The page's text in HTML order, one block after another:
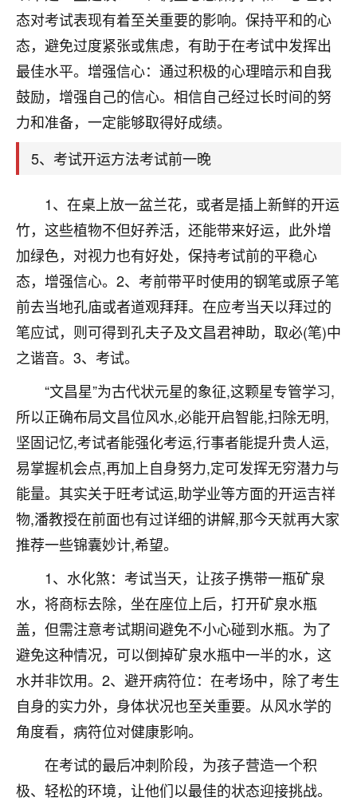
态对考试表现有着至关重要的影响。保持平和的心
态，避免过度紧张或焦虑，有助于在考试中发挥出
最佳水平。增强信心：通过积极的心理暗示和自我
鼓励，增强自己的信心。相信自己经过长时间的努
力和准备，一定能够取得好成绩。
5、考试开运方法考试前一晚
1、在桌上放一盆兰花，或者是插上新鲜的开运
竹，这些植物不但好养活，还能带来好运，此外增
加绿色，对视力也有好处，保持考试前的平稳心
态，增强信心。2、考前带平时使用的钢笔或原子笔
前去当地孔庙或者道观拜拜。在应考当天以拜过的
笔应试，则可得到孔夫子及文昌君神助，取必(笔)中
之谐音。3、考试。
“文昌星”为古代状元星的象征,这颗星专管学习,
所以正确布局文昌位风水,必能开启智能,扫除无明,
坚固记忆,考试者能强化考运,行事者能提升贵人运,
易掌握机会点,再加上自身努力,定可发挥无穷潜力与
能量。其实关于旺考试运,助学业等方面的开运吉祥
物,潘教授在前面也有过详细的讲解,那今天就再大家
推荐一些锦囊妙计,希望。
1、水化煞：考试当天，让孩子携带一瓶矿泉
水，将商标去除，坐在座位上后，打开矿泉水瓶
盖，但需注意考试期间避免不小心碰到水瓶。为了
避免这种情况，可以倒掉矿泉水瓶中一半的水，这
水并非饮用。2、避开病符位：在考场中，除了考生
自身的实力外，身体状况也至关重要。从风水学的
角度看，病符位对健康影响。
在考试的最后冲刺阶段，为孩子营造一个积
极、轻松的环境，让他们以最佳的状态迎接挑战。
鹿森：可怜天下父母心啊！
3小时前 来自河北 16
付深
我是公司人事调整，有升迁机会，但同时竞争的我们
三个，找老师的时候是抱着侥幸心理，没想到老师看
着我晋升有望，我半信半疑的按照老师建议，做了化
太岁还有一个发钱粮，本来年前的人事调整，拖到年
职第一个就是我，职务无所谓，主要是底薪加了
3000，非常开心，无论如何，感恩感谢！🙏🏻
鹿森：恭喜升职加薪！！，请客吗？�
12小时前 来自北京 32
心心相印
我身体不太好，总是病病殃殃的，去检查又没什么大
题，后来无意中看到有人推荐慧来老师，跟老师聊过
之后，心情豁然开朗，也听老师建议，处理了一些因
果问题。今年以来，身体比以前好多，主要是心情好
了，老师说境随心转，现在深有体会了。
鹿森：是的，其实跟老师聊过之后，最大的感
触，首先就是心态会变好，万般皆是命，半点
不由人！
1天前 来自四川
金白水清
我也想找老师看看，有没有人给个联系方式的啊？
鹿森：慧来老师微信：gjsy0624
1天前 来自江西 12
青春168
2天前 来自山西 15